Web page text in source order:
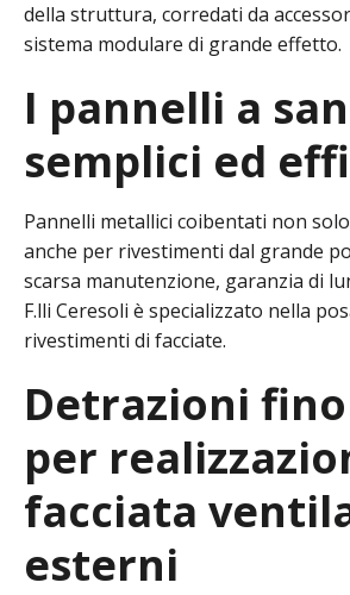
della struttura, corredati da
sistema modulare di grande effetto.
I pannelli a
semplici ed
Pannelli metallici coibentati non
anche per rivestimenti dal grande
scarsa manutenzione, garanzia di
F.lli Ceresoli è specializzato nella
rivestimenti di facciate.
Detrazioni fino
per
facciata
esterni